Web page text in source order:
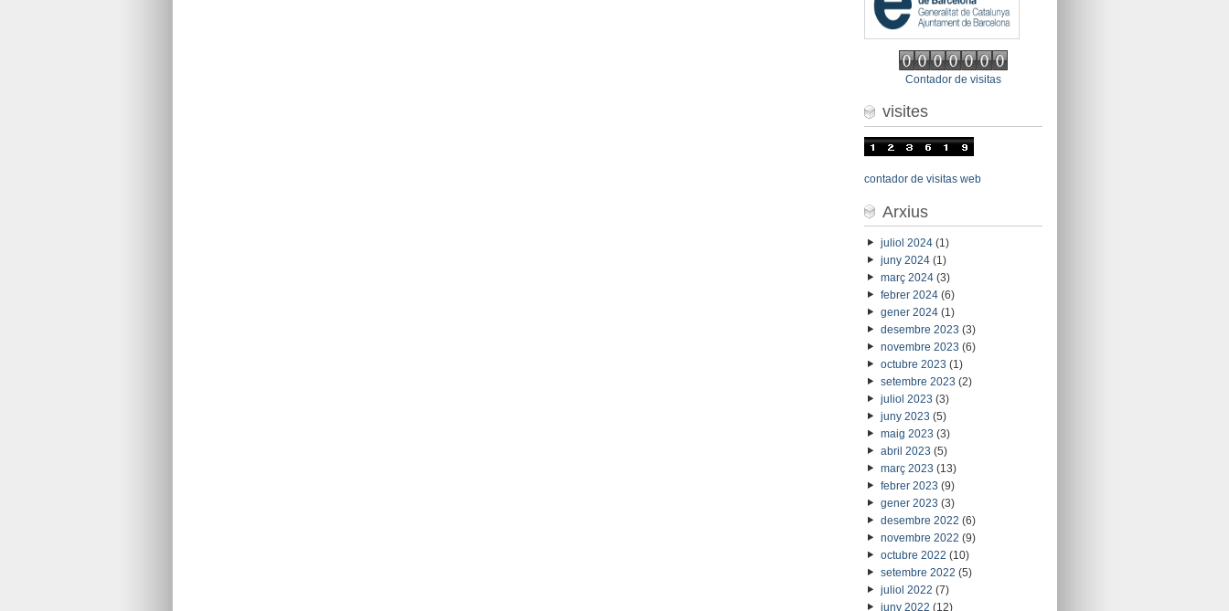
Contador de visitas
visites
contador de visitas web
Arxius
juliol 2024(1)
juny 2024(1)
març 2024(3)
febrer 2024(6)
gener 2024(1)
desembre 2023 (3)
novembre 2023 (6)
octubre 2023 (1)
setembre 2023 (2)
juliol 2023 (3)
juny 2023 (5)
maig 2023 (3)
abril 2023 (5)
març 2023 (13)
febrer 2023 (9)
gener 2023 (3)
desembre 2022 (6)
novembre 2022 (9)
octubre 2022 (10)
setembre 2022 (5)
juliol 2022 (7)
juny 2022 (12)